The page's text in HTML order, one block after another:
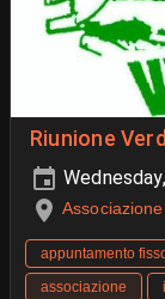
Riunione
appuntamento
associazione